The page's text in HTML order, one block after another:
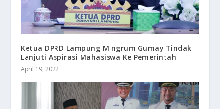
Ketua DPRD Lampung Mingrum Gumay Tindak
Lanjuti Aspirasi Mahasiswa Ke Pemerintah
April 19, 2022